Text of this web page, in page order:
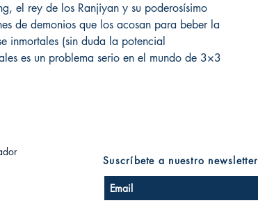
el rey de los Ranjiyan y su poderosísimo
de demonios que los acosan para beber la
inmortales (sin duda la potencial
es un problema serio en el mundo de 3×3
Suscríbete a nuestro newsletter